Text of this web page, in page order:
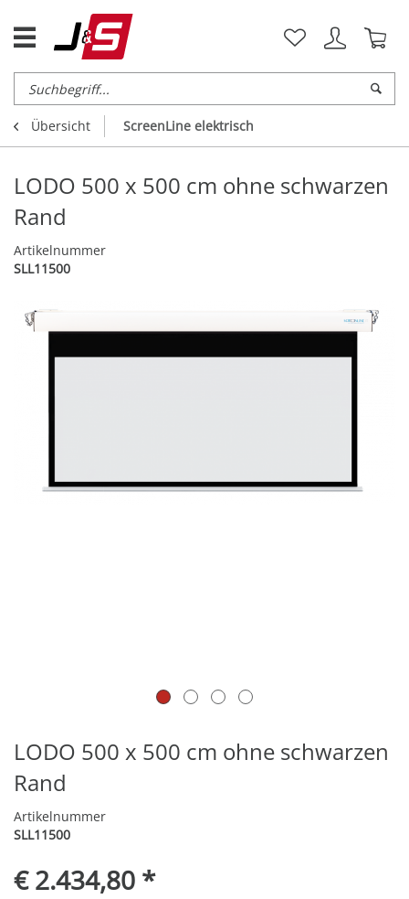
Übersicht ScreenLine elektrisch
LODO 500 x 500 cm ohne schwarzen
Rand
Artikelnummer
SLL11500
LODO 500 x 500 cm ohne schwarzen
Rand
Artikelnummer
SLL11500
€ 2.434,80 *